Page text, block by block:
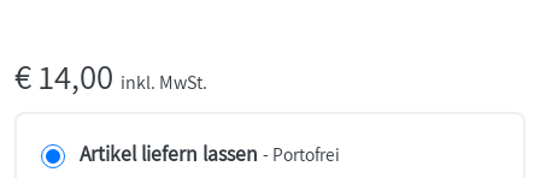
€14,00 inkl. MwSt.
Artikel liefern lassen - Portofrei